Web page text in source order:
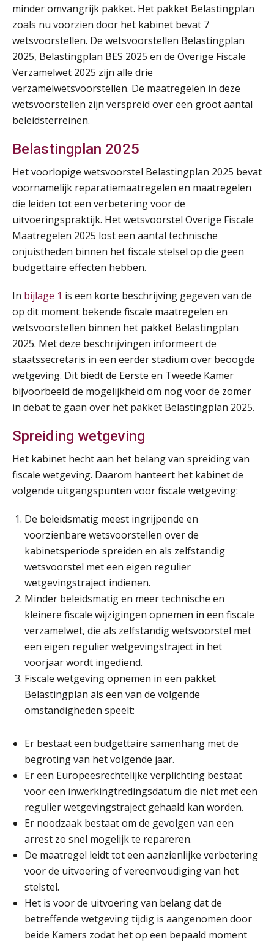
minder omvangrijk pakket. Het pakket Belastingplan
zoals nu voorzien door het kabinet bevat 7
wetsvoorstellen. De wetsvoorstellen Belastingplan
2025, Belastingplan BES 2025 en de Overige Fiscale
Verzamelwet 2025 zijn alle drie
verzamelwetsvoorstellen. De maatregelen in deze
wetsvoorstellen zijn verspreid over een groot aantal
beleidsterreinen.
Belastingplan 2025
Het voorlopige wetsvoorstel Belastingplan 2025 bevat
voornamelijk reparatiemaatregelen en maatregelen
die leiden tot een verbetering voor de
uitvoeringspraktijk. Het wetsvoorstel Overige Fiscale
Maatregelen 2025 lost een aantal technische
onjuistheden binnen het fiscale stelsel op die geen
budgettaire effecten hebben.
In bijlage 1 is een korte beschrijving gegeven van de
op dit moment bekende fiscale maatregelen en
wetsvoorstellen binnen het pakket Belastingplan
2025. Met deze beschrijvingen informeert de
staatssecretaris in een eerder stadium over beoogde
wetgeving. Dit biedt de Eerste en Tweede Kamer
bijvoorbeeld de mogelijkheid om nog voor de zomer
in debat te gaan over het pakket Belastingplan 2025.
Spreiding wetgeving
Het kabinet hecht aan het belang van spreiding van
fiscale wetgeving. Daarom hanteert het kabinet de
volgende uitgangspunten voor fiscale wetgeving:
De beleidsmatig meest ingrijpende en
voorzienbare wetsvoorstellen over de
kabinetsperiode spreiden en als zelfstandig
wetsvoorstel met een eigen regulier
wetgevingstraject indienen.
Minder beleidsmatig en meer technische en
kleinere fiscale wijzigingen opnemen in een fiscale
verzamelwet, die als zelfstandig wetsvoorstel met
een eigen regulier wetgevingstraject in het
voorjaar wordt ingediend.
Fiscale wetgeving opnemen in een pakket
Belastingplan als een van de volgende
omstandigheden speelt:
Er bestaat een budgettaire samenhang met de
begroting van het volgende jaar.
Er een Europeesrechtelijke verplichting bestaat
voor een inwerkingtredingsdatum die niet met een
regulier wetgevingstraject gehaald kan worden.
Er noodzaak bestaat om de gevolgen van een
arrest zo snel mogelijk te repareren.
De maatregel leidt tot een aanzienlijke verbetering
voor de uitvoering of vereenvoudiging van het
stelstel.
Het is voor de uitvoering van belang dat de
betreffende wetgeving tijdig is aangenomen door
beide Kamers zodat het op een bepaald moment